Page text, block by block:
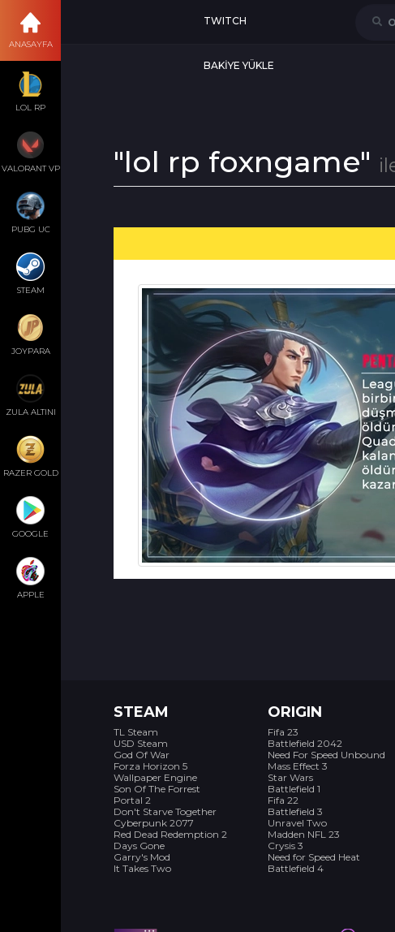
ANASAYFA
LOL RP
VALORANT VP
PUBG UC
STEAM
JOYPARA
ZULA ALTINI
RAZER GOLD
GOOGLE
APPLE
TWITCH
BAKİYE YÜKLE
"lol rp foxngame"
STEAM
TL Steam
USD Steam
God Of War
Forza Horizon 5
Wallpaper Engine
Son Of The Forrest
Portal 2
Don't Starve Together
Cyberpunk 2077
Red Dead Redemption 2
Days Gone
Garry's Mod
It Takes Two
ORIGIN
Fifa 23
Battlefield 2042
Need For Speed Unbound
Mass Effect 3
Star Wars
Battlefield 1
Fifa 22
Battlefield 3
Unravel Two
Madden NFL 23
Crysis 3
Need for Speed Heat
Battlefield 4